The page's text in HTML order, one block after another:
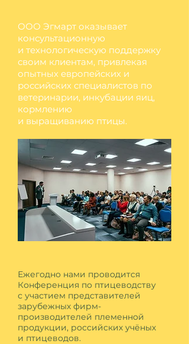
ООО Эгмарт оказывает
консультационную
и технологическую поддержку
своим клиентам, привлекая
опытных европейских и
российских специалистов по
ветеринарии, инкубации яиц,
кормлению
и выращиванию птицы.
Ежегодно нами проводится
Конференция по птицеводству
с участием представителей
зарубежных фирм-
производителей племенной
продукции, российских учёных
и птицеводов.